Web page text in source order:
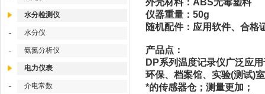
水分检测仪
- 水分仪
- 氨氮分析仪
电力仪表
- 介电常数
外壳材料：ABS无毒塑料
仪器重量：50g
随机配件：应用软件、合格
产品点：
DP系列温度记录仪广泛应
环保、档案馆、实验(测试)
*的传感器仓；测量更加；